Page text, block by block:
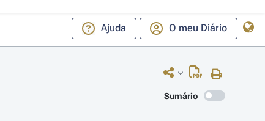
Ajuda O meu Diário
Sumário